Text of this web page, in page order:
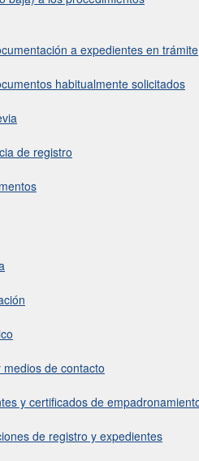
a expedientes en trámite
habitualmente solicitados
de registro
de contacto
y certificados de
de registro y expedientes